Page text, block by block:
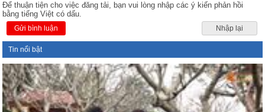
Để thuận tiện cho việc đăng tải, bạn vui lòng nhập các ý kiến phản hồi
bằng tiếng Việt có dấu.
Gửi bình luận Nhập lại
Tin nổi bật